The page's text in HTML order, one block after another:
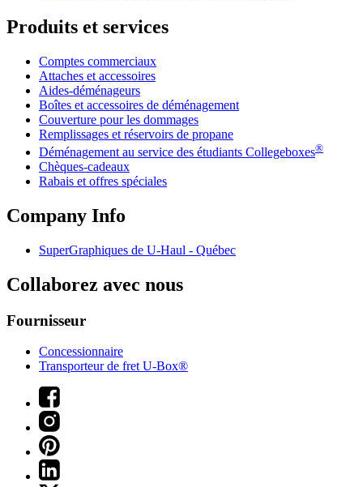
Produits et services
Comptes commerciaux
Attaches et accessoires
Aides-déménageurs
Boîtes et accessoires de déménagement
Couverture pour les dommages
Remplissages et réservoirs de propane
Déménagement au service des étudiants Collegeboxes®
Chèques-cadeaux
Rabais et offres spéciales
Company Info
SuperGraphiques de U-Haul - Québec
Collaborez avec nous
Fournisseur
Concessionnaire
Transporteur de fret U-Box®